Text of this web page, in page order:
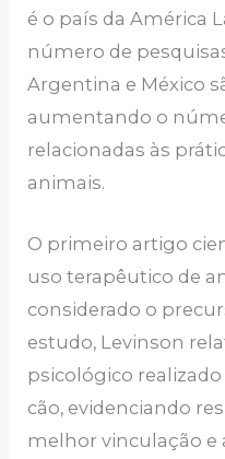
é o país da América
número de
Argentina e México
aumentando o
relacionadas às
animais.
O primeiro artigo
uso terapêutico de
considerado o
estudo, Levinson
psicológico
cão, evidenciando
melhor vinculação e